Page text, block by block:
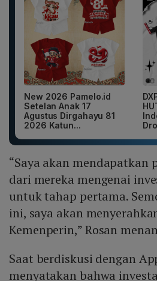
New 2026 Pamelo.id
Setelan Anak 17
Agustus Dirgahayu 81
2026 Katun...
“Saya akan
dari mereka mengenai
untuk tahap pertama.
ini, saya akan
Kemenperin,” Rosan
Saat berdiskusi dengan
menyatakan bahwa